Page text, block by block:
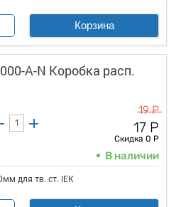
Корзина
A-N Коробка расп.
19 Р
17 Р
Скидка 0 Р
В наличии
для тв. ст. IEK